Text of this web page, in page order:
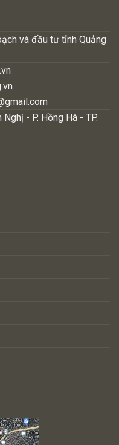
và đầu tư tỉnh Quảng
- P. Hồng Hà - TP.